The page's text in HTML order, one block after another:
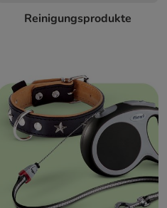
Reinigungsprodukte